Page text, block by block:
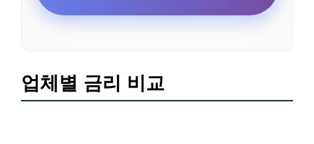
업체별 금리 비교